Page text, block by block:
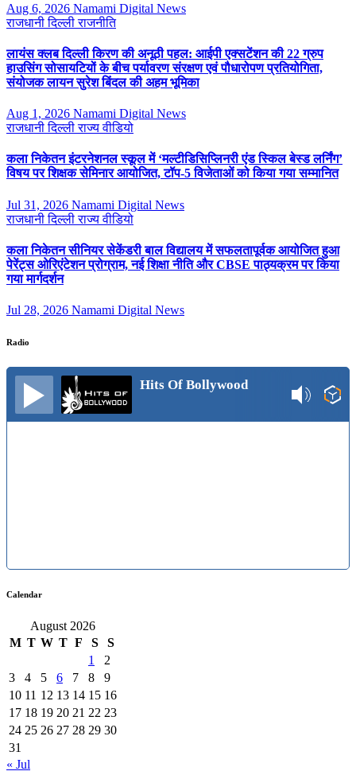
Aug 6, 2026 Namami Digital News
राजधानी दिल्लीराजनीति
लायंस क्लब दिल्ली किरण की अनूठी पहल: आईपी एक्सटेंशन की 22 ग्रुप
हाउसिंग सोसायटियों के बीच पर्यावरण संरक्षण एवं पौधारोपण प्रतियोगिता,
संयोजक लायन सुरेश बिंदल की अहम भूमिका
Aug 1, 2026 Namami Digital News
राजधानी दिल्लीराज्यवीडियो
कला निकेतन इंटरनेशनल स्कूल में ‘मल्टीडिसिप्लिनरी एंड स्किल बेस्ड लर्निंग’
विषय पर शिक्षक सेमिनार आयोजित, टॉप-5 विजेताओं को किया गया सम्मानित
Jul 31, 2026 Namami Digital News
राजधानी दिल्लीराज्यवीडियो
कला निकेतन सीनियर सेकेंडरी बाल विद्यालय में सफलतापूर्वक आयोजित हुआ
पेरेंट्स ओरिएंटेशन प्रोग्राम, नई शिक्षा नीति और CBSE पाठ्यक्रम पर किया
गया मार्गदर्शन
Jul 28, 2026 Namami Digital News
Radio
Hits Of Bollywood
Calendar
August 2026
M T W T F S
S
1
2
3
4 5 6 7 8
9
10 11 12 13 14 15 16
17 18 19 20 21 22 23
24 25 26 27 28 29 30
31
« Jul